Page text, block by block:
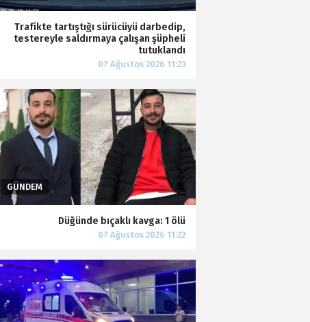
Trafikte tartıştığı sürücüyü darbedip,
testereyle saldırmaya çalışan şüpheli
tutuklandı
Düğünde bıçaklı kavga: 1 ölü